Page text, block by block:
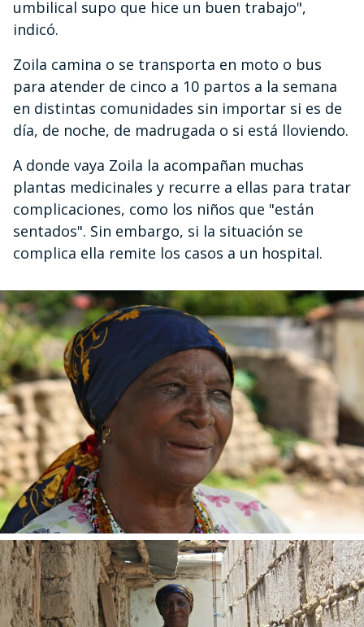
umbilical supo que hice un buen trabajo",
indicó.
Zoila camina o se transporta en moto o bus
para atender de cinco a 10 partos a la semana
en distintas comunidades sin importar si es de
día, de noche, de madrugada o si está lloviendo.
A donde vaya Zoila la acompañan muchas
plantas medicinales y recurre a ellas para tratar
complicaciones, como los niños que "están
sentados". Sin embargo, si la situación se
complica ella remite los casos a un hospital.